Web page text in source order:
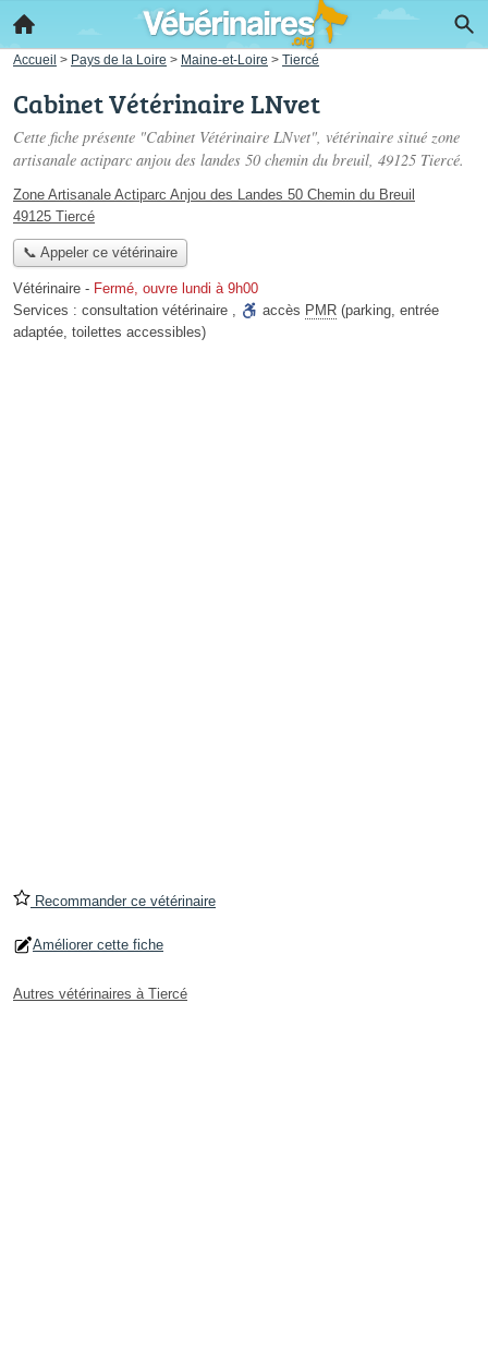
Accueil > Pays de la Loire > Maine-et-Loire > Tiercé
Cabinet Vétérinaire LNvet
Cette fiche présente "Cabinet Vétérinaire LNvet", vétérinaire situé zone
artisanale actiparc anjou des landes 50 chemin du breuil, 49125 Tiercé.
Zone Artisanale Actiparc Anjou des Landes 50 Chemin du Breuil
49125 Tiercé
📞 Appeler ce vétérinaire
Vétérinaire - Fermé, ouvre lundi à 9h00
Services : consultation vétérinaire , accès PMR (parking, entrée
adaptée, toilettes accessibles)
Recommander ce vétérinaire
Améliorer cette fiche
Autres vétérinaires à Tiercé